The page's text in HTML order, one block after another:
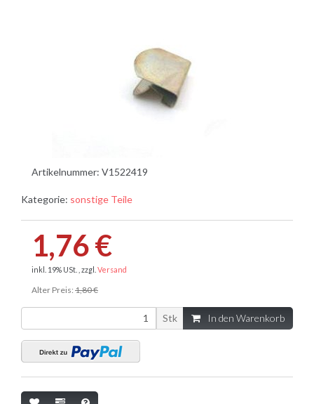
Artikelnummer: V1522419
Kategorie: sonstige Teile
1,76 €
inkl. 19% USt. , zzgl. Versand
Alter Preis: 1,80 €
Stk In den Warenkorb